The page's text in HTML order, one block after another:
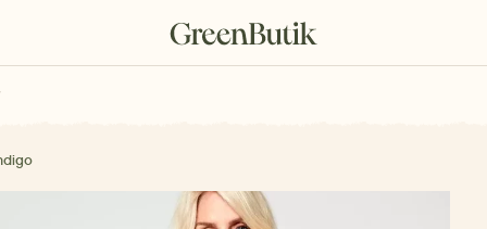
poukazy